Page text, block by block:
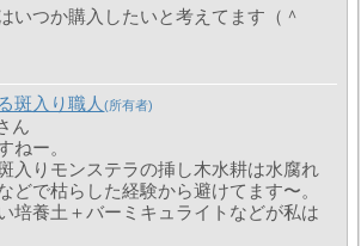
いつか購入したいと考えてます（＾
斑入り職人
ん
ねー。
入りモンステラの挿し木水耕は水腐れ
どで枯らした経験から避けてます〜。
培養土＋バーミキュライトなどが私は